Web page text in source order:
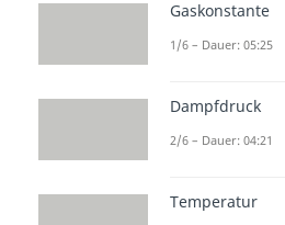
zum
In diesem
eine
System
Gaskonstante
1/6 – Dauer: 05:25
Dampfdruck
2/6 – Dauer: 04:21
Temperatur